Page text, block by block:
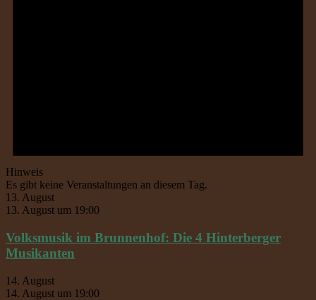
Hinweis
Es gibt keine Veranstaltungen an diesem Tag.
13. August
13. August um 19:00
Volksmusik im Brunnenhof: Die 4 Hinterberger
Musikanten
14. August
14. August um 19:00